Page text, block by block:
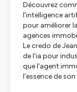
Découvrez
l'intelligence
pour améliorer
agences
Le credo de
de l'ia pour
que l'agent
l'essence de